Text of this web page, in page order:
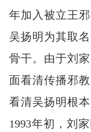
年加入被立王
吴扬明为其取
骨干。由于刘
面看清传播邪
看清吴扬明根
1993年初，刘